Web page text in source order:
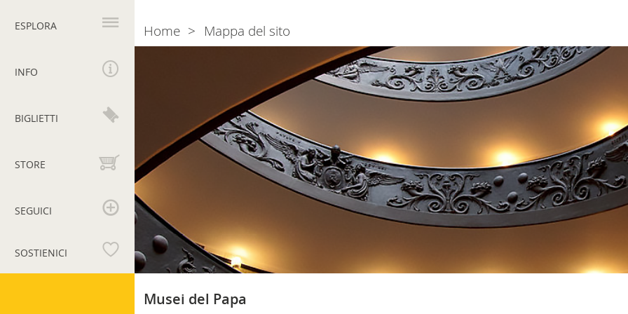
principale
ESPLORA
INFO
BIGLIETTI
STORE
SEGUICI
SOSTIENICI
Musei del Papa
Breadcrumb
Home Mappa del sito